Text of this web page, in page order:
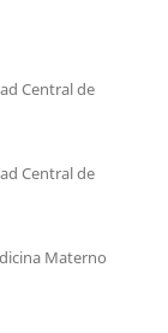
Central de
Central de
Materno